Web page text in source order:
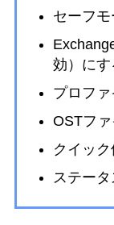
セーフ
効）にす
プロフ
OSTフ
クイッ
ステー